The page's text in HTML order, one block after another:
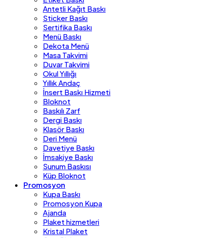
Antetli Kağıt Baskı
Sticker Baskı
Sertifika Baskı
Menü Baskı
Dekota Menü
Masa Takvimi
Duvar Takvimi
Okul Yıllığı
Yıllık Andaç
İnsert Baskı Hizmeti
Bloknot
Baskılı Zarf
Dergi Baskı
Klasör Baskı
Deri Menü
Davetiye Baskı
İmsakiye Baskı
Sunum Baskısı
Küp Bloknot
Promosyon
Kupa Baskı
Promosyon Kupa
Ajanda
Plaket hizmetleri
Kristal Plaket